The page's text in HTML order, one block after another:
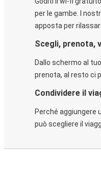
per le gambe. I
apposta per
Scegli, prenota,
Dallo schermo al
prenota, al resto ci
Condividere il
Perché aggiungere
può scegliere il